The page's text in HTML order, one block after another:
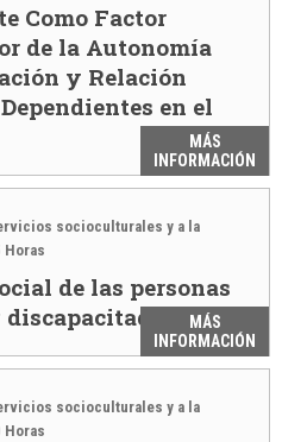
Como Factor
de la Autonomía
y Relación
en el
MÁS
INFORMACIÓN
socioculturales y a la
Horas
de las personas
MÁS
INFORMACIÓN
socioculturales y a la
Horas